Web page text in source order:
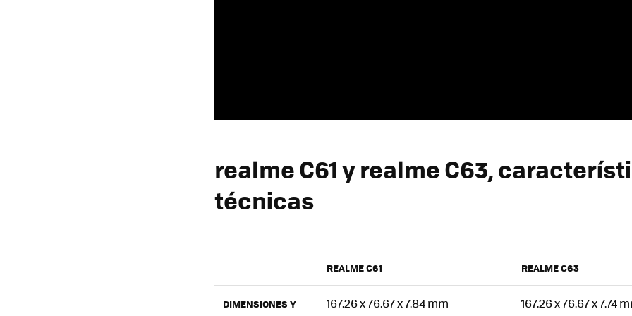
realme C61 y realme C63,
técnicas
REALME C61 REALME C63
DIMENSIONES Y
167.26 x 76.67 x 7.84 mm
167.26 x 76.67 x 7.74